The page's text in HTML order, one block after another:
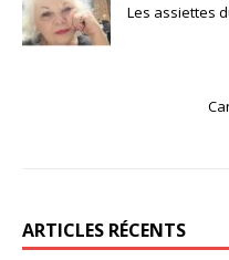
Les assiettes
ARTICLES RÉCENTS